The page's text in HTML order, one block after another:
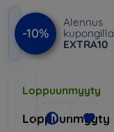
-10%
Alennus
kupongilla
EXTRA10
Loppuunmyyty
Loppuunmyyty